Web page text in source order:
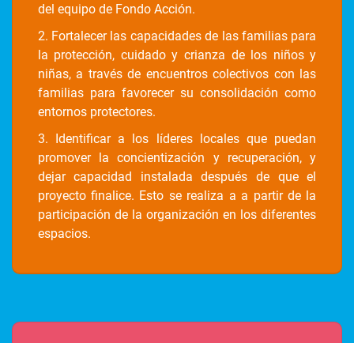
del equipo de Fondo Acción.
2. Fortalecer las capacidades de las familias para
la protección, cuidado y crianza de los niños y
niñas, a través de encuentros colectivos con las
familias para favorecer su consolidación como
entornos protectores.
3. Identificar a los líderes locales que puedan
promover la concientización y recuperación, y
dejar capacidad instalada después de que el
proyecto finalice. Esto se realiza a a partir de la
participación de la organización en los diferentes
espacios.